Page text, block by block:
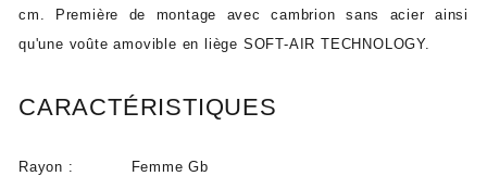
cm. Première de montage avec cambrion sans acier ainsi
qu'une voûte amovible en liège SOFT-AIR TECHNOLOGY.
CARACTÉRISTIQUES
Rayon :
Femme Gb